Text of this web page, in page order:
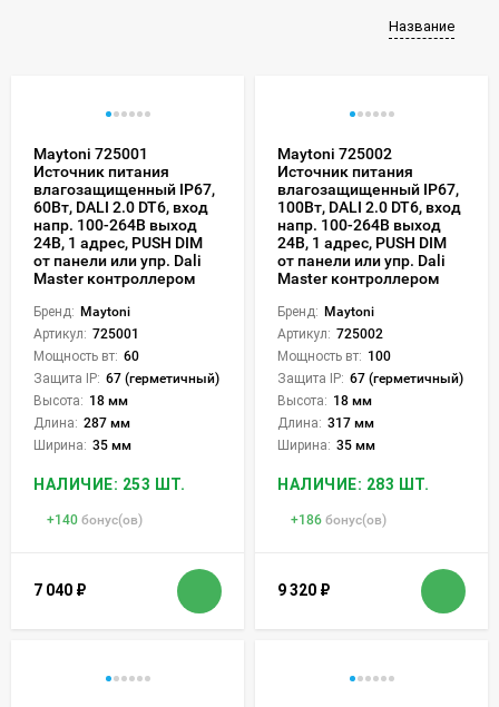
Название
Maytoni 725001
Источник питания
влагозащищенный IP67,
60Вт, DALI 2.0 DT6, вход
напр. 100-264В выход
24В, 1 адрес, PUSH DIM
от панели или упр. Dali
Master контроллером
Бренд: Maytoni
Артикул: 725001
Мощность вт: 60
Защита IP: 67 (герметичный)
Высота: 18 мм
Длина: 287 мм
Ширина: 35 мм
НАЛИЧИЕ: 253 ШТ.
+140 бонус(ов)
7 040 ₽
Maytoni 725002
Источник питания
влагозащищенный IP67,
100Вт, DALI 2.0 DT6, вход
напр. 100-264В выход
24В, 1 адрес, PUSH DIM
от панели или упр. Dali
Master контроллером
Бренд: Maytoni
Артикул: 725002
Мощность вт: 100
Защита IP: 67 (герметичный)
Высота: 18 мм
Длина: 317 мм
Ширина: 35 мм
НАЛИЧИЕ: 283 ШТ.
+186 бонус(ов)
9 320 ₽